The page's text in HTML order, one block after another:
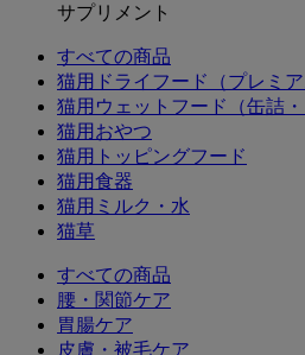
サプリメント
すべての商品
猫用ドライフード（プレミア
猫用ウェットフード（缶詰・
猫用おやつ
猫用トッピングフード
猫用食器
猫用ミルク・水
猫草
すべての商品
腰・関節ケア
胃腸ケア
皮膚・被毛ケア